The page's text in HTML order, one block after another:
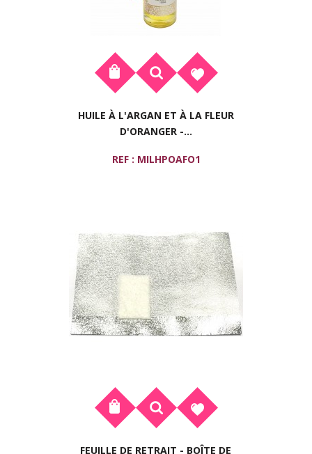
HUILE À L'ARGAN ET À LA FLEUR
D'ORANGER -...
REF : MILHPOAFO1
FEUILLE DE RETRAIT - BOÎTE DE